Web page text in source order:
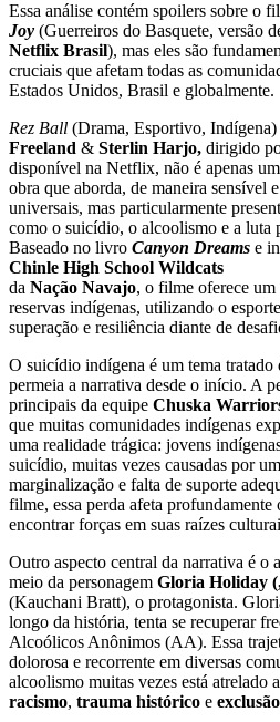
Essa análise contém spoilers sobre o
Joy (Guerreiros do Basquete, versão
Netflix Brasil), mas eles são
cruciais que afetam todas as
Estados Unidos, Brasil e globalmente.
Rez Ball (Drama, Esportivo,
Freeland & Sterlin Harjo, dirigido
disponível na Netflix, não é apenas
obra que aborda, de maneira sensível
universais, mas particularmente
como o suicídio, o alcoolismo e a luta
Baseado no livro Canyon Dreams e
Chinle High School Wildcats
da Nação Navajo, o filme oferece
reservas indígenas, utilizando o
superação e resiliência diante de
O suicídio indígena é um tema
permeia a narrativa desde o início. A
principais da equipe Chuska
que muitas comunidades indígenas
uma realidade trágica: jovens
suicídio, muitas vezes causadas por
marginalização e falta de suporte
filme, essa perda afeta profundamente
encontrar forças em suas raízes
Outro aspecto central da narrativa é o
meio da personagem Gloria Holiday
(Kauchani Bratt), o protagonista.
longo da história, tenta se recuperar
Alcoólicos Anônimos (AA). Essa
dolorosa e recorrente em diversas
alcoolismo muitas vezes está atrelado
racismo, trauma histórico e